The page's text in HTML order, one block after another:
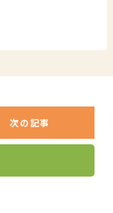
次の記事